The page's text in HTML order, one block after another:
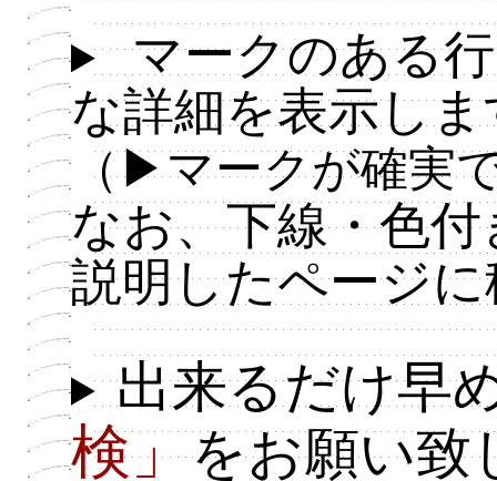
マークのある
な詳細を表示しま
（▶マークが確実
なお、下線・色
説明したページ
出来るだけ早
検」をお願い致